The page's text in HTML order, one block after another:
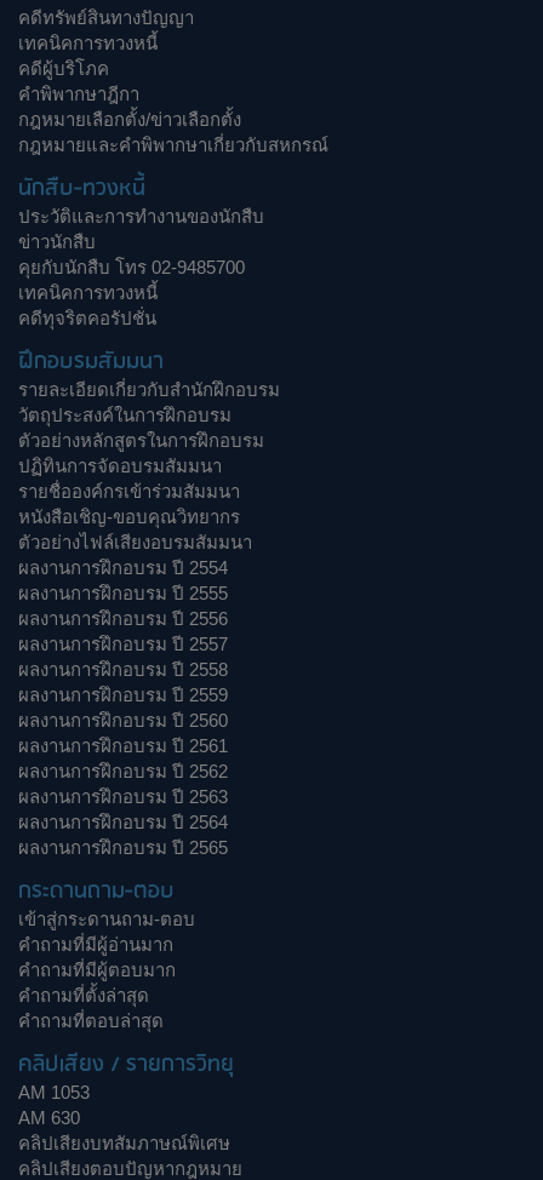
คดีทรัพย์สินทางปัญญา
เทคนิคการทวงหนี้
คดีผู้บริโภค
คำพิพากษาฎีกา
กฎหมายเลือกตั้ง/ข่าวเลือกตั้ง
กฎหมายและคำพิพากษาเกี่ยวกับสหกรณ์
นักสืบ-ทวงหนี้
ประวัติและการทำงานของนักสืบ
ข่าวนักสืบ
คุยกับนักสืบ โทร 02-9485700
เทคนิคการทวงหนี้
คดีทุจริตคอรัปชั่น
ฝึกอบรมสัมมนา
รายละเอียดเกี่ยวกับสำนักฝึกอบรม
วัตถุประสงค์ในการฝึกอบรม
ตัวอย่างหลักสูตรในการฝึกอบรม
ปฏิทินการจัดอบรมสัมมนา
รายชื่อองค์กรเข้าร่วมสัมมนา
หนังสือเชิญ-ขอบคุณวิทยากร
ตัวอย่างไฟล์เสียงอบรมสัมมนา
ผลงานการฝึกอบรม ปี 2554
ผลงานการฝึกอบรม ปี 2555
ผลงานการฝึกอบรม ปี 2556
ผลงานการฝึกอบรม ปี 2557
ผลงานการฝึกอบรม ปี 2558
ผลงานการฝึกอบรม ปี 2559
ผลงานการฝึกอบรม ปี 2560
ผลงานการฝึกอบรม ปี 2561
ผลงานการฝึกอบรม ปี 2562
ผลงานการฝึกอบรม ปี 2563
ผลงานการฝึกอบรม ปี 2564
ผลงานการฝึกอบรม ปี 2565
กระดานถาม-ตอบ
เข้าสู่กระดานถาม-ตอบ
คำถามที่มีผู้อ่านมาก
คำถามที่มีผู้ตอบมาก
คำถามที่ตั้งล่าสุด
คำถามที่ตอบล่าสุด
คลิปเสียง / รายการวิทยุ
AM 1053
AM 630
คลิปเสียงบทสัมภาษณ์พิเศษ
คลิปเสียงตอบปัญหากฎหมาย